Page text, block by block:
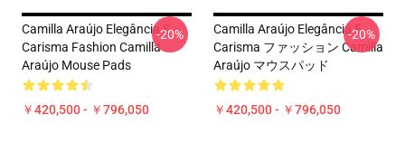
Camilla Araújo Elegância E
Carisma Fashion Camilla
Araújo Mouse Pads
￥420,500 - ￥796,050
-20%
Camilla Araújo Elegância E
Carisma ファッション Camilla
Araújo マウスパッド
￥420,500 - ￥796,050
-20%